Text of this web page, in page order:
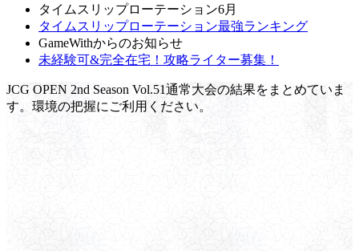
タイムスリップローテーション6月
タイムスリップローテーション最強ランキング
GameWithからのお知らせ
未経験可&完全在宅！攻略ライター募集！
JCG OPEN 2nd Season Vol.51通常大会の結果をまとめていま
す。環境の把握にご利用ください。